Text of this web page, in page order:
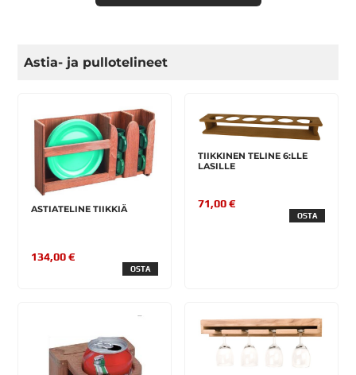
Astia- ja pullotelineet
ASTIATELINE TIIKKIÄ
134,00 €
OSTA
TIIKKINEN TELINE 6:LLE
LASILLE
71,00 €
OSTA